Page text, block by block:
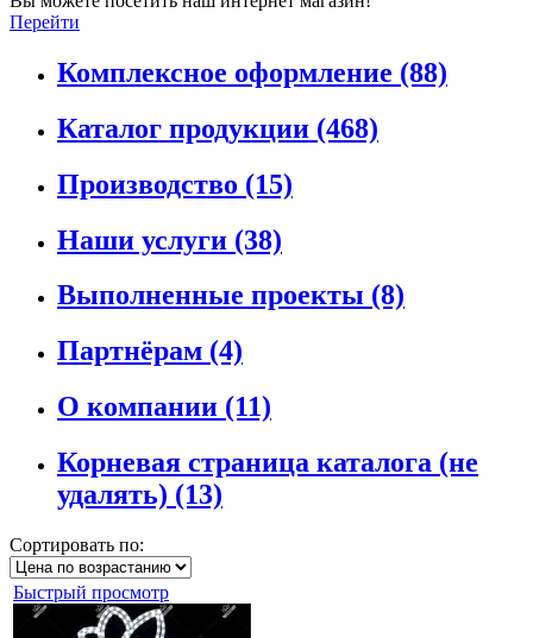
Перейти
Комплексное оформление (88)
Каталог продукции (468)
Производство (15)
Наши услуги (38)
Выполненные проекты (8)
Партнёрам (4)
О компании (11)
Корневая страница каталога (не
удалять) (13)
Сортировать по:
Быстрый просмотр